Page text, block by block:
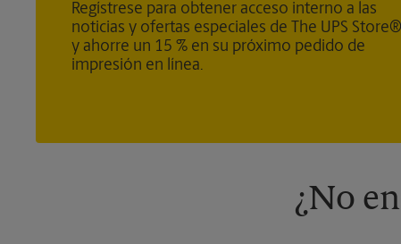
Regístrese para obtener acceso interno a las
noticias y ofertas especiales de The UPS Store®
y ahorre un 15 % en su próximo pedido de
impresión en línea.
¿No